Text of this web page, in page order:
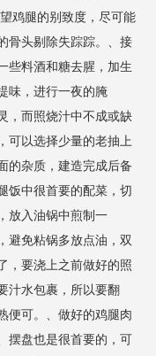
鸡腿的别致度，尽可能
骨头剔除失踪踪。、接
些料酒和糖去腥，加生
味，进行一夜的腌
，而照烧汁中不成或缺
可以选择少量的老抽上
的杂质，建造完成后备
饭中很首要的配菜，切
放入油锅中煎制一
避免粘锅多放点油，双
，要浇上之前做好的照
汁水包裹，所以要翻
便可。、做好的鸡腿肉
摆盘也是很首要的，可